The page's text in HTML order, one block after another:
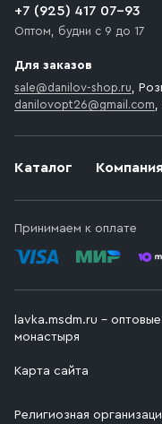
Каталог Компания
Принимаем к оплате
+7 (925) 417 07-93
Оптом, будни с 9 до 17
Для заказов
sale@danilov-shop.ru,
danilovopt26@gmail.com,
lavka.msdm.ru –
монастыря
Карта сайта
Религиозная